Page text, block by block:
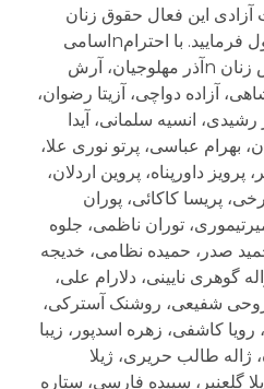
آزادی این فعال حقوق زنان
وحقوق بشر اقدام جدی مبذول فرمایید. با احترامnاسامی
امضا کنندگان nفعالان جنبش زنان nآذر مهلوجیان، آرش
آزاده دواچی، آزیتا رضوان،
انسیه سلمانی، آیدا
بهرام عباسی، پرتو نوری علا،
داورپناه، پروین اردلان،
پریسا کاکائی، پوران
توران ناظمی، جلوه
صدر، حمیده نظامی، خدیجه
گوهری نایینی، دلارام علی،
شفیعی، روشنک آسترکی،
کاشفی، زهره اسدپور، زیبا
ژاله طالب حریری، ژیلا
گلعنبر، سپیده فارسی، ستاره